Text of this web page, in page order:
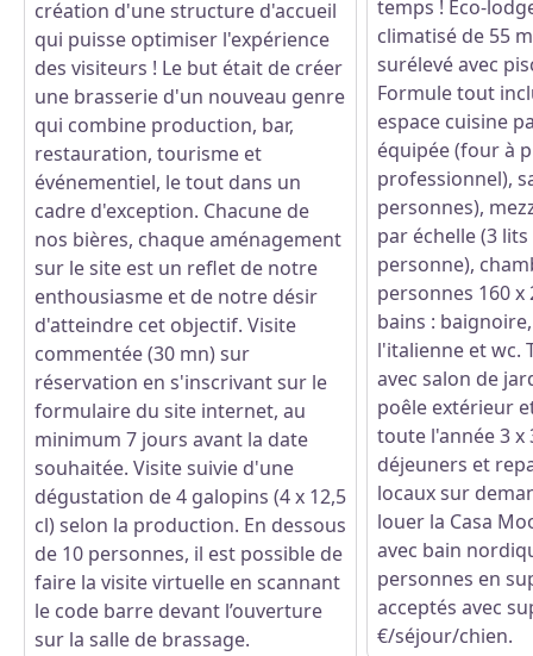
création d'une structure d'accueil
qui puisse optimiser l'expérience
des visiteurs ! Le but était de créer
une brasserie d'un nouveau genre
qui combine production, bar,
restauration, tourisme et
événementiel, le tout dans un
cadre d'exception. Chacune de
nos bières, chaque aménagement
sur le site est un reflet de notre
enthousiasme et de notre désir
d'atteindre cet objectif. Visite
commentée (30 mn) sur
réservation en s'inscrivant sur le
formulaire du site internet, au
minimum 7 jours avant la date
souhaitée. Visite suivie d'une
dégustation de 4 galopins (4 x 12,5
cl) selon la production. En dessous
de 10 personnes, il est possible de
faire la visite virtuelle en scannant
le code barre devant l’ouverture
sur la salle de brassage.
temps ! Eco-
climatisé de 55
surélevé avec
Formule tout
espace cuisine
équipée (four à
professionnel),
personnes),
par échelle (3
personne),
personnes 160 x
bains :
l'italienne et wc.
avec salon de
poêle extérieur
toute l'année 3 x
déjeuners et
locaux sur
louer la Casa
avec bain
personnes en
acceptés avec
€/séjour/chien.